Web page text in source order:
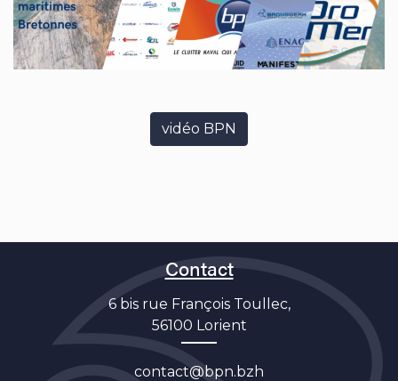
vidéo BPN
Contact
6 bis rue François Toullec,
56100 Lorient
contact@bpn.bzh